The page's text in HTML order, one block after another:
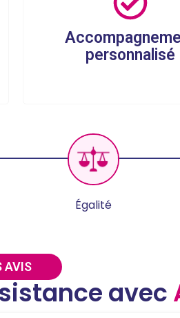
personnalisé
Égalité
AVIS
avec